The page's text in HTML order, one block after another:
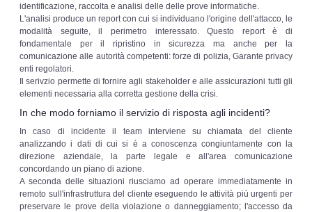
identificazione, raccolta e analisi delle delle prove informatiche.
L'analisi produce un report con cui si individuano l'origine dell'attacco, le
modalità seguite, il perimetro interessato. Questo report è di
fondamentale per il ripristino in sicurezza ma anche per la
comunicazione alle autorità competenti: forze di polizia, Garante privacy
enti regolatori.
Il serivzio permette di fornire agli stakeholder e alle assicurazioni tutti gli
elementi necessaria alla corretta gestione della crisi.
In che modo forniamo il servizio di risposta agli incidenti?
In caso di incidente il team interviene su chiamata del cliente
analizzando i dati di cui si è a conoscenza congiuntamente con la
direzione aziendale, la parte legale e all'area comunicazione
concordando un piano di azione.
A seconda delle situazioni riusciamo ad operare immediatamente in
remoto sull'infrastruttura del cliente eseguendo le attività più urgenti per
preservare le prove della violazione o danneggiamento; l'accesso da